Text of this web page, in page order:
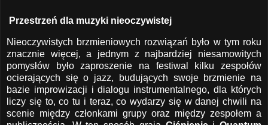
Przestrzeń dla muzyki nieoczywistej
Nieoczywistych brzmieniowych rozwiązań było w tym roku
znacznie więcej, a jednym z najbardziej niesamowitych
pomysłów było zaproszenie na festiwal kilku zespołów
ocierających się o jazz, budujących swoje brzmienie na
bazie improwizacji i dialogu instrumentalnego, dla których
liczy się to, co tu i teraz, co wydarzy się w danej chwili na
scenie między członkami grupy oraz między zespołem a